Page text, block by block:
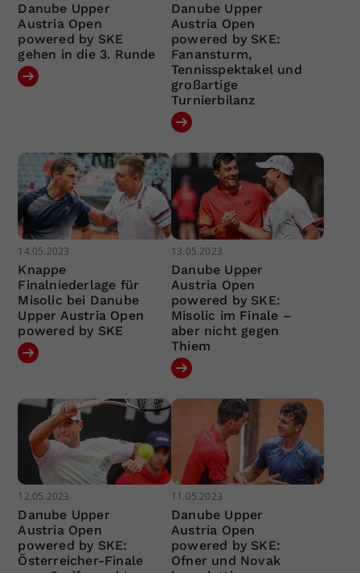
Danube Upper
Austria Open
powered by SKE
gehen in die 3. Runde
Danube Upper
Austria Open
powered by SKE:
Fanansturm,
Tennisspektakel und
großartige
Turnierbilanz
14.05.2023
Knappe
Finalniederlage für
Misolic bei Danube
Upper Austria Open
powered by SKE
13.05.2023
Danube Upper
Austria Open
powered by SKE:
Misolic im Finale –
aber nicht gegen
Thiem
12.05.2023
Danube Upper
Austria Open
powered by SKE:
Österreicher-Finale
11.05.2023
Danube Upper
Austria Open
powered by SKE:
Ofner und Novak